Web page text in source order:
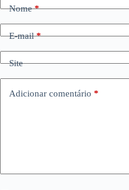
Nome*
E-mail*
Site
Adicionar comentário *